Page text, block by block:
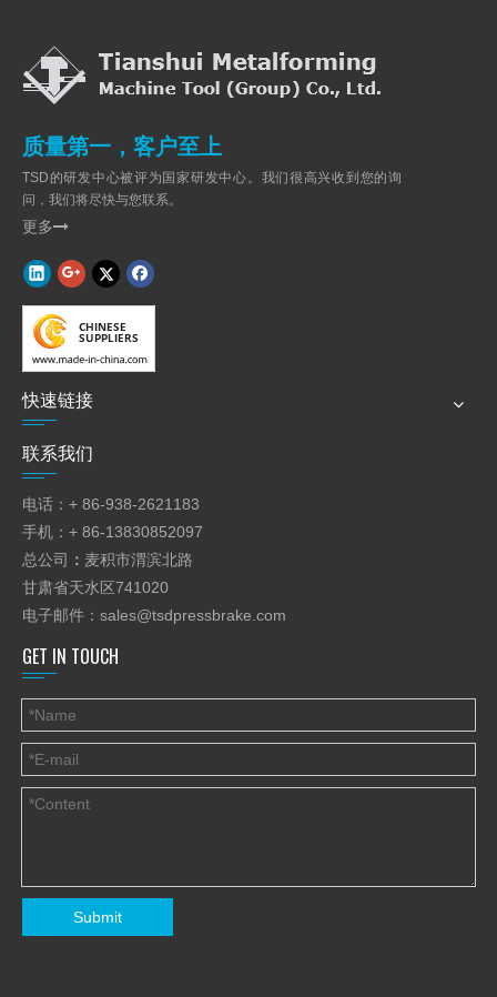
质量第一，客户至上
TSD的研发中心被评为国家研发中心。我们很高兴收到您的询
问，我们将尽快与您联系。
更多
快速链接
联系我们
电话：+ 86-938-2621183
手机：+ 86-13830852097
总公司 ： 麦积市渭滨北路
甘肃省天水区741020
电子邮件： sales@tsdpressbrake.com
GET IN TOUCH
Submit